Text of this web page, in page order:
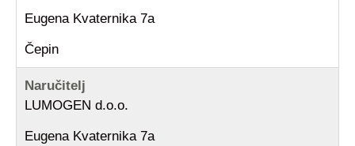
Eugena Kvaternika 7a
Čepin
Naručitelj
LUMOGEN d.o.o.
Eugena Kvaternika 7a